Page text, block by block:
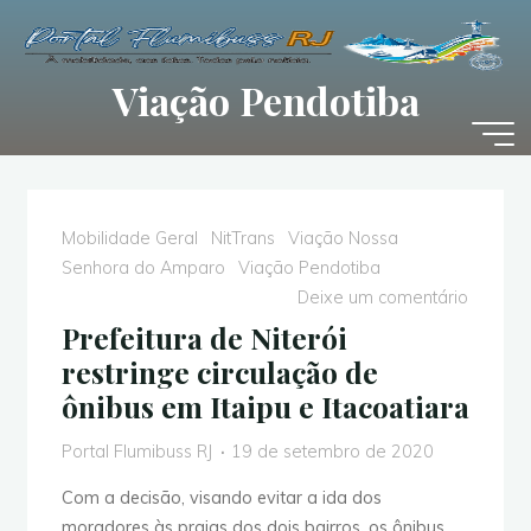
para
Viação Pendotiba
Mobilidade Geral NitTrans
Viação Nossa
Senhora do Amparo
Viação Pendotiba
Deixe um comentário
Prefeitura de Niterói
restringe circulação de
ônibus em Itaipu e Itacoatiara
Portal Flumibuss RJ 19 de setembro de 2020
Com a decisão, visando evitar a ida dos